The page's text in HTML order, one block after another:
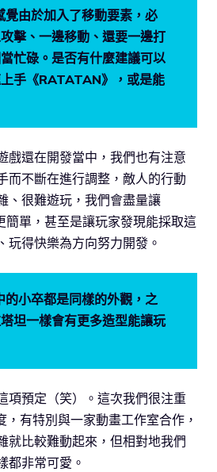
由於加入了移動要素，必
擊、一邊移動、還要一邊打
忙碌。是否有什麼建議可以
手《RATATAN》，或是能
戲還在開發當中，我們也有注意
而不斷在進行調整，敵人的行動
、很難遊玩，我們會盡量讓
簡單，甚至是讓玩家發現能採取這
玩得快樂為方向努力開發。
小卒都是同樣的外觀，之
坦一樣會有更多造型能讓玩
項預定（笑）。這次我們很注重
有特別與一家動畫工作室合作，
就比較難動起來，但相對地我們
都非常可愛。